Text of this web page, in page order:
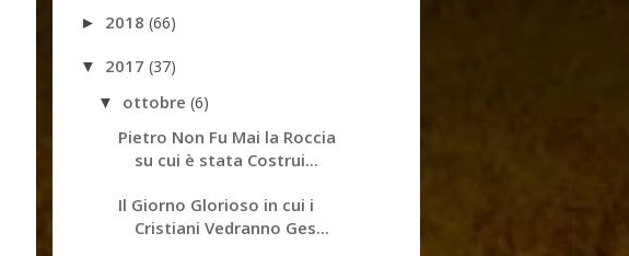
► 2018 (66)
▼ 2017 (37)
▼ ottobre(6)
Pietro Non Fu Mai la Roccia
su cui è stata Costrui...
Il Giorno Glorioso in cui i
Cristiani Vedranno Ges...